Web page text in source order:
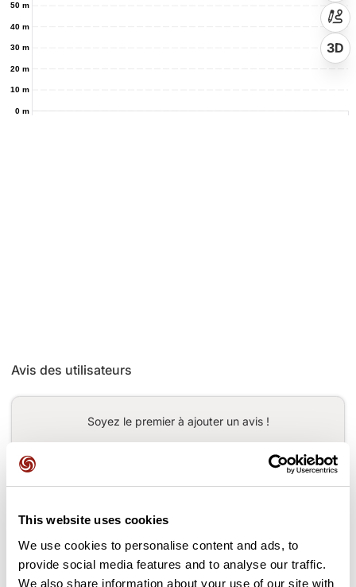
This website uses cookies
We use cookies to personalise content and ads, to
provide social media features and to analyse our traffic.
We also share information about your use of our site with
0 m
10 m
20 m
30 m
40 m
50 m
3D
Avis des utilisateurs
Soyez le premier à ajouter un avis !
Ajouter un avis
Cols le long du parcours